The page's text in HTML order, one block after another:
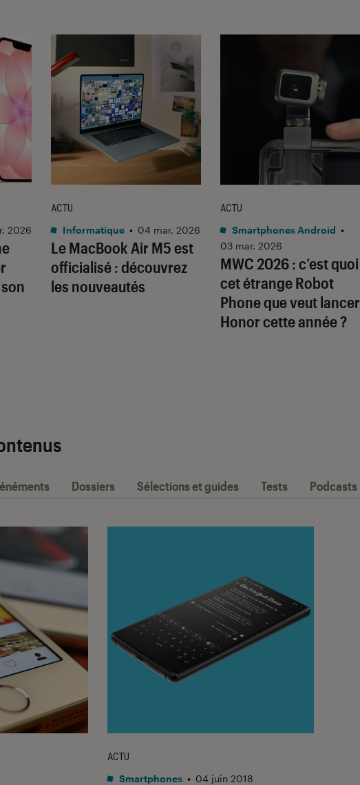
2026
Le MacBook Air M5 est
officialisé : découvrez
les nouveautés
ACTU
Informatique • 04 mar. 2026
MWC 2026 : c’est quoi
cet étrange Robot
Phone que veut lancer
Honor cette année ?
ACTU
Smartphones Android •
03 mar. 2026
Dossiers Sélections et guides Tests Podcasts
ACTU
Smartphones • 04 juin 2018